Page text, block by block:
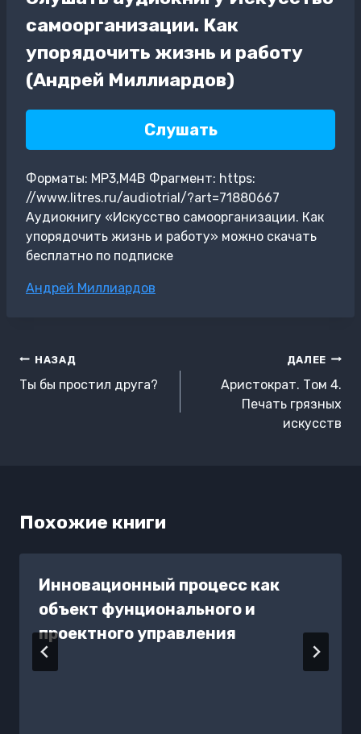
самоорганизации. Как
упорядочить жизнь и работу
(Андрей Миллиардов)
Слушать
Форматы: MP3,M4B Фрагмент: https:
//www.litres.ru/audiotrial/?art=71880667
Аудиокнигу «Искусство самоорганизации. Как
упорядочить жизнь и работу» можно скачать
бесплатно по подписке
Метки
Андрей Миллиардов
Навигация
по
НАЗАД
Ты бы простил друга?
ДАЛЕЕ
Аристократ. Том 4.
Печать грязных
искусств
Похожие книги
Инновационный процесс как
объект фунционального и
проектного управления